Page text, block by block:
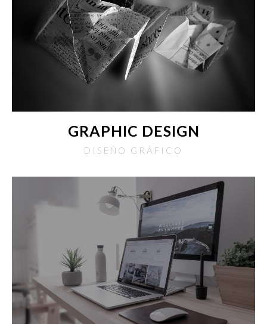
GRAPHIC DESIGN
DISEÑO GRÁFICO